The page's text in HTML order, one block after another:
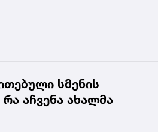
სმენის
აჩვენა ახალმა